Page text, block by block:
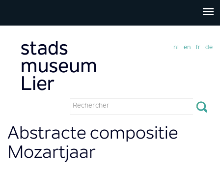
Formulaire
recherche
nl en fr de
Abstracte compositie
Mozartjaar